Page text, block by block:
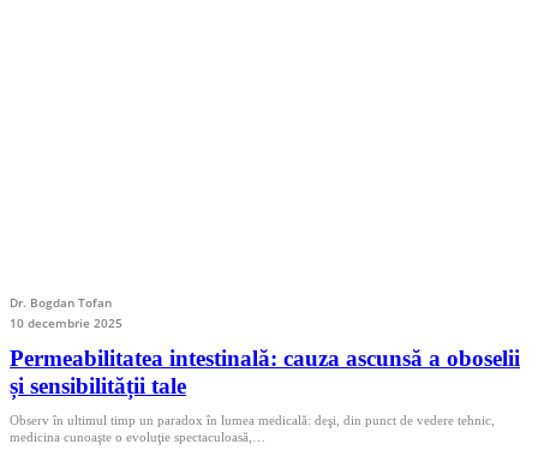
Dr. Bogdan Tofan
10 decembrie 2025
Permeabilitatea intestinală: cauza ascunsă a oboselii
și sensibilității tale
Observ în ultimul timp un paradox în lumea medicală: deşi, din punct de vedere tehnic,
medicina cunoaşte o evoluţie spectaculoasă,…